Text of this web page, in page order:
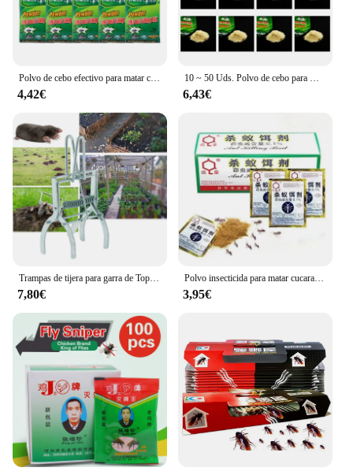
4,42€ 6,43€
Trampas de tijera para garra de Topo, jaula de alta resistencia para matar ratones, trampas para ratas multifunción, 2024
7,80€
Polvo insecticida para matar cucarachas, cebo para matar cucarachas, mata insectos, Mata cucarachas, repele plagas, Control de plagas, trampa para veneno
3,95€